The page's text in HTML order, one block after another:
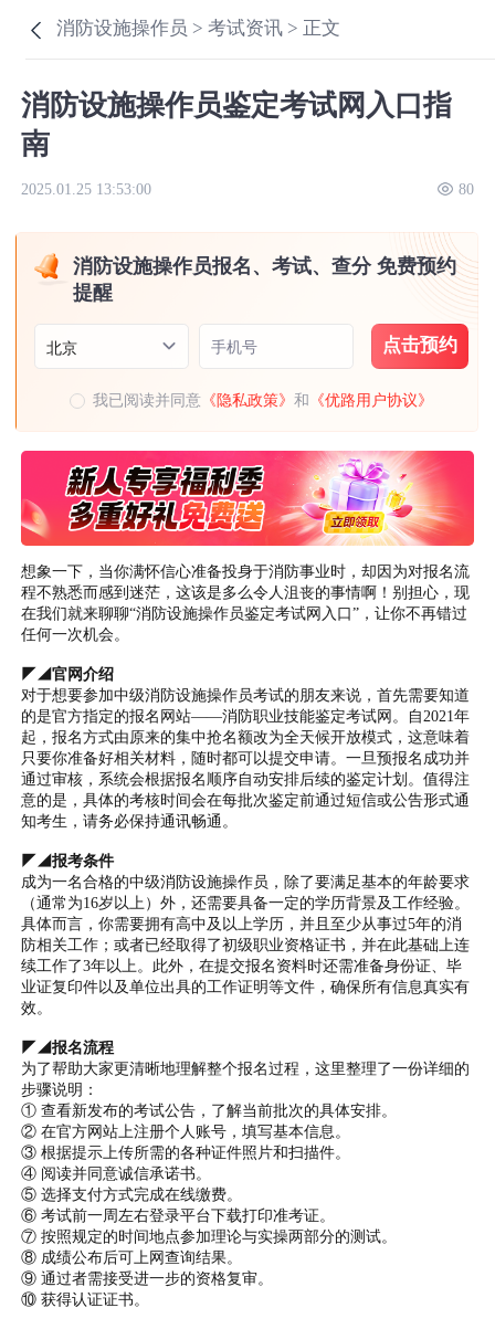
消防设施操作员 >考试资讯 > 正文
消防设施操作员鉴定考试网入口指
南
2025.01.25 13:53:00 80
消防设施操作员报名、考试、查分 免费预约
提醒
北京 手机号 点击预约
我已阅读并同意 《隐私政策》和 《优路用户协议》
想象一下，当你满怀信心准备投身于消防事业时，却因为对报名流
程不熟悉而感到迷茫，这该是多么令人沮丧的事情啊！别担心，现
在我们就来聊聊“消防设施操作员鉴定考试网入口”，让你不再错过
任何一次机会。
◤◢官网介绍
对于想要参加中级消防设施操作员考试的朋友来说，首先需要知道
的是官方指定的报名网站——消防职业技能鉴定考试网。自2021年
起，报名方式由原来的集中抢名额改为全天候开放模式，这意味着
只要你准备好相关材料，随时都可以提交申请。一旦预报名成功并
通过审核，系统会根据报名顺序自动安排后续的鉴定计划。值得注
意的是，具体的考核时间会在每批次鉴定前通过短信或公告形式通
知考生，请务必保持通讯畅通。
◤◢报考条件
成为一名合格的中级消防设施操作员，除了要满足基本的年龄要求
（通常为16岁以上）外，还需要具备一定的学历背景及工作经验。
具体而言，你需要拥有高中及以上学历，并且至少从事过5年的消
防相关工作；或者已经取得了初级职业资格证书，并在此基础上连
续工作了3年以上。此外，在提交报名资料时还需准备身份证、毕
业证复印件以及单位出具的工作证明等文件，确保所有信息真实有
效。
◤◢报名流程
为了帮助大家更清晰地理解整个报名过程，这里整理了一份详细的
步骤说明：
① 查看新发布的考试公告，了解当前批次的具体安排。
② 在官方网站上注册个人账号，填写基本信息。
③ 根据提示上传所需的各种证件照片和扫描件。
④ 阅读并同意诚信承诺书。
⑤ 选择支付方式完成在线缴费。
⑥ 考试前一周左右登录平台下载打印准考证。
⑦ 按照规定的时间地点参加理论与实操两部分的测试。
⑧ 成绩公布后可上网查询结果。
⑨ 通过者需接受进一步的资格复审。
⑩ 获得认证证书。